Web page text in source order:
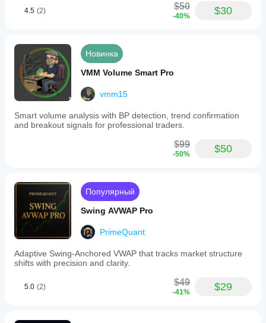
4.5 (2) $50
-40% $30
Новинка
VMM Volume Smart Pro
vmm15
Smart volume analysis with BP detection, trend confirmation
and breakout signals for professional traders.
$99
-50% $50
Популярный
Swing AVWAP Pro
PrimeQuant
Adaptive Swing-Anchored VWAP that tracks market structure
shifts with precision and clarity.
5.0 (2) $49
-41% $29